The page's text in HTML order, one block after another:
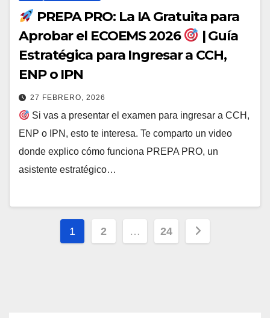
PREPA PRO: La IA Gratuita para
Aprobar el ECOEMS 2026
| Guía
Estratégica para Ingresar a CCH,
ENP o IPN
27 FEBRERO, 2026
Si vas a presentar el examen para ingresar a CCH,
ENP o IPN, esto te interesa. Te comparto un video
donde explico cómo funciona PREPA PRO, un
asistente estratégico…
Paginación
1 2 … 24